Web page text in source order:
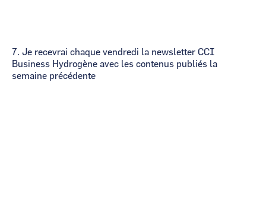
7. Je recevrai chaque vendredi la newsletter CCI
Business Hydrogène avec les contenus publiés la
semaine précédente